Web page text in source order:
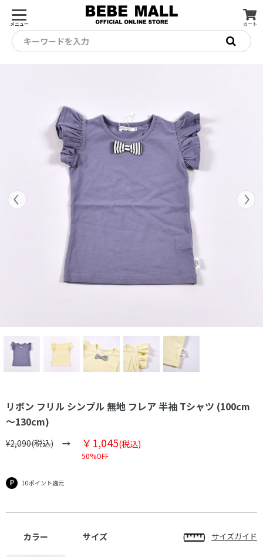
メニュー カート
キーワードを入力
リボン フリル シンプル 無地 フレア 半袖 Tシャツ (100cm
～130cm)
¥2,090(税込) ￥1,045(税込)
50%OFF
10ポイント還元
カラー サイズ サイズガイド